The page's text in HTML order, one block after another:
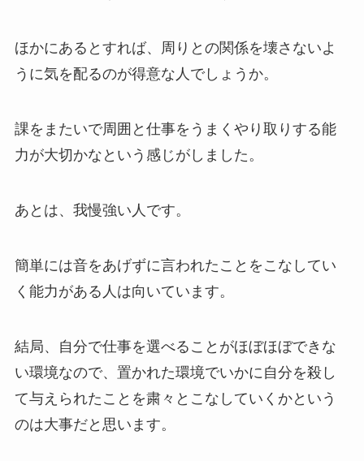
ほかにあるとすれば、周りとの関係を壊さないよ
うに気を配るのが得意な人でしょうか。
課をまたいで周囲と仕事をうまくやり取りする能
力が大切かなという感じがしました。
あとは、我慢強い人です。
簡単には音をあげずに言われたことをこなしてい
く能力がある人は向いています。
結局、自分で仕事を選べることがほぼほぼできな
い環境なので、置かれた環境でいかに自分を殺し
て与えられたことを粛々とこなしていくかという
のは大事だと思います。